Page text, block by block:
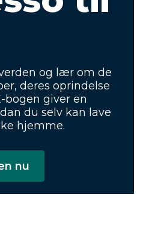
og lær om de
deres oprindelse
bogen giver en
du selv kan lave
hjemme.
nu